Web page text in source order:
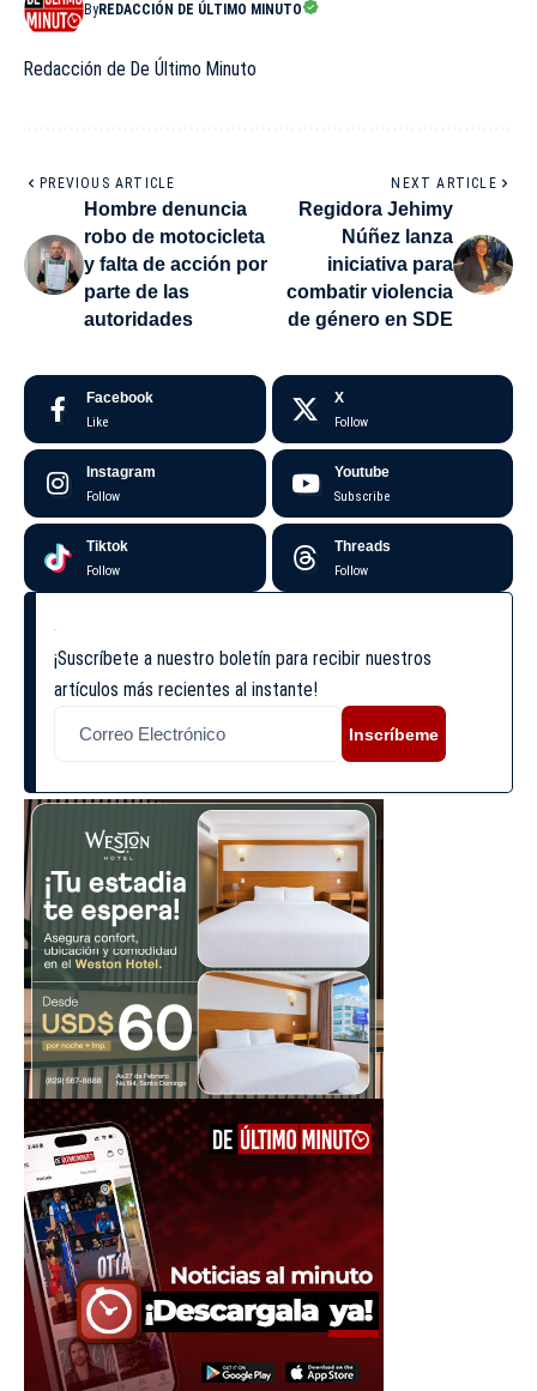
ByREDACCIÓN DE ÚLTIMO MINUTO
Redacción de De Último Minuto
PREVIOUS ARTICLE
Hombre denuncia
robo de motocicleta
y falta de acción por
parte de las
autoridades
NEXT ARTICLE
Regidora Jehimy
Núñez lanza
iniciativa para
combatir violencia
de género en SDE
Facebook
Like
X
Follow
Instagram
Follow
Youtube
Subscribe
Tiktok
Follow
Threads
Follow
¡Suscríbete a nuestro boletín para recibir nuestros
artículos más recientes al instante!
Inscríbeme